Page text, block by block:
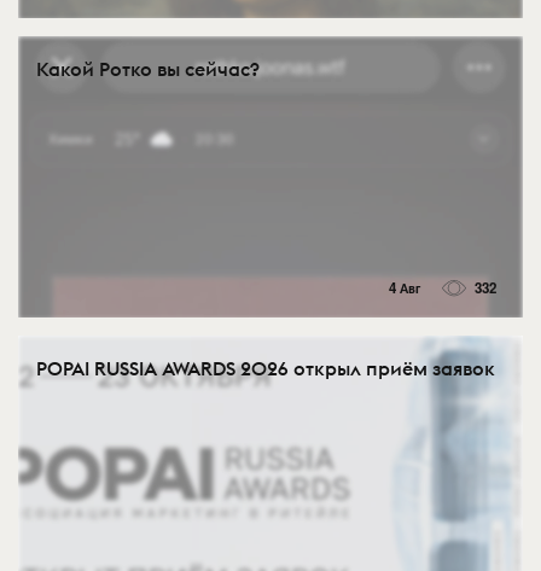
Какой Ротко вы сейчас?
4 Авг 332
POPAI RUSSIA AWARDS 2026 открыл приём заявок